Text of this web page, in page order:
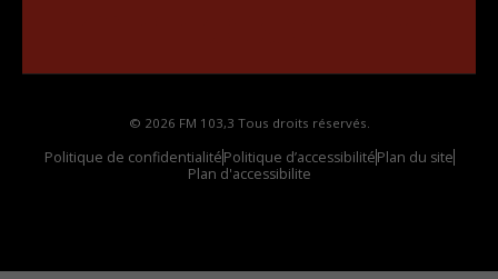
© 2026 FM 103,3 Tous droits réservés.
Politique de confidentialitéPolitique d’accessibilitéPlan du site
Plan d'accessibilite